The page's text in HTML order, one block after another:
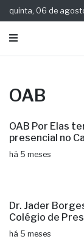
quinta, 06 de
OAB
OAB Por Elas
presencial no
há 5 meses
Dr. Jader
Colégio de
há 5 meses